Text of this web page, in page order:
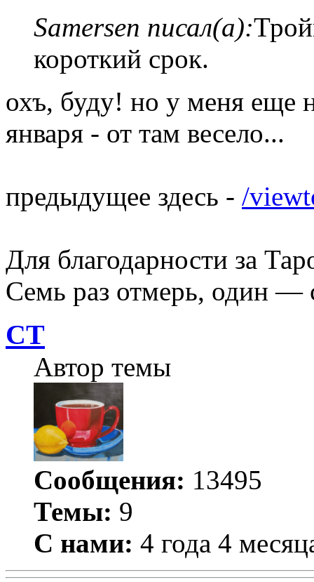
Samersen писал(а):
короткий срок.
охъ, буду! но у меня еще
января - от там весело...
предыдущее здесь - /
Для благодарности за
Семь раз отмерь, один —
СТ
Автор темы
Сообщения: 13495
Темы: 9
С нами: 4 года 4